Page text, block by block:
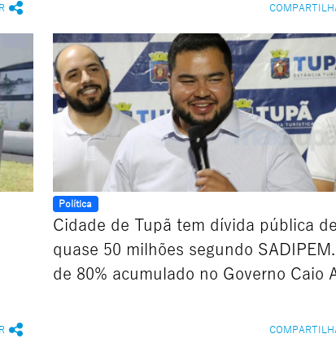
Política
Cidade de Tupã tem dívida pública
quase 50 milhões segundo
de 80% acumulado no Governo Caio